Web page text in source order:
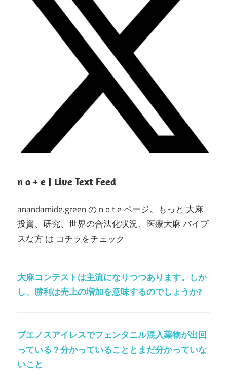
n o + e | Live Text Feed
anandamide.green の n o t e ページ。もっと 大麻
投資、研究、世界の合法化状況、医療大麻 バイブ
スな方 は コチラをチェック
大麻コンテストは主流になりつつあります。しか
し、勝利は売上の増加を意味するのでしょうか?
ブエノスアイレスでフェンタニル混入薬物が出回
っている？分かっていることとまだ分かっていな
いこと